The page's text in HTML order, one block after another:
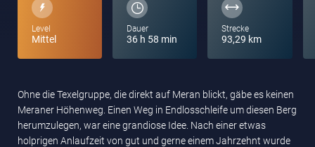
Level
Mittel
Dauer
36 h 58 min
Strecke
93,29 km
Ohne die Texelgruppe, die direkt auf Meran blickt, gäbe es keinen
Meraner Höhenweg. Einen Weg in Endlosschleife um diesen Berg
herumzulegen, war eine grandiose Idee. Nach einer etwas
holprigen Anlaufzeit von gut und gerne einem Jahrzehnt wurde